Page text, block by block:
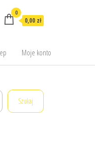
0
0,00 zł
Moje konto
Szukaj